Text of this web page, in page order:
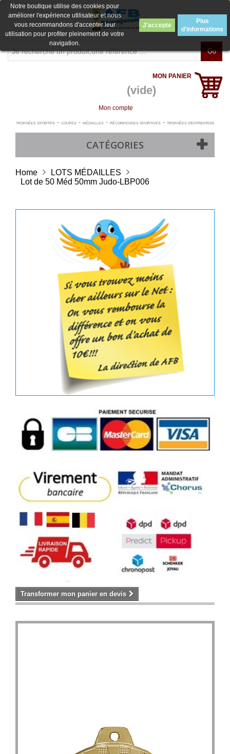
Go
MON PANIER
(vide)
Mon compte
TROPHÉES SPORTIFS- COUPES- MÉDAILLES- RÉCOMPENSES SPORTIVES- TROPHÉES D'ENTREPRISE
CATÉGORIES
Notre boutique utilise des cookies pour
améliorer l'expérience utilisateur et nous
vous recommandons d'accepter leur
utilisation pour profiter pleinement de votre
navigation.
J'accepte
Plus
d'informations
Home
LOTS MÉDAILLES
Lot de 50 Méd 50mm Judo-LBP006
Transformer mon panier en devis